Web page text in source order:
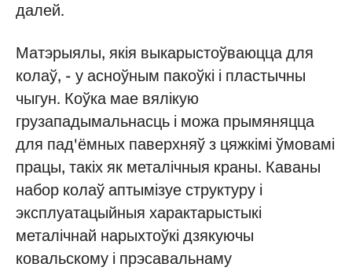
далей.
Матэрыялы, якія выкарыстоўваюцца для
колаў, - у асноўным пакоўкі і пластычны
чыгун. Коўка мае вялікую
грузападымальнасць і можа прымяняцца
для пад'ёмных паверхняў з цяжкімі ўмовамі
працы, такіх як металічныя краны. Каваны
набор колаў аптымізуе структуру і
эксплуатацыйныя характарыстыкі
металічнай нарыхтоўкі дзякуючы
ковальскому і прэсавальнаму